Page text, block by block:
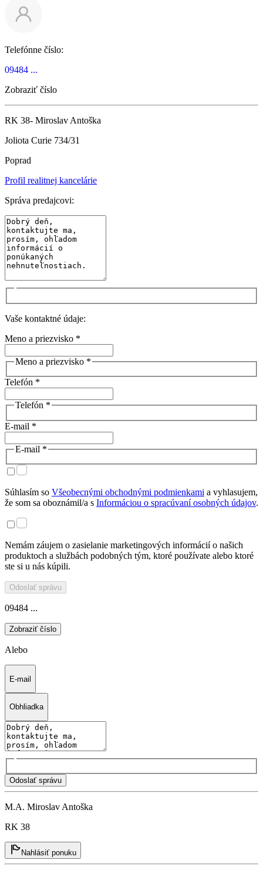
Telefónne číslo:
09484 ...
Zobraziť číslo
RK 38- Miroslav Antoška
Joliota Curie 734/31
Poprad
Profil realitnej kancelárie
Správa predajcovi:
Vaše kontaktné údaje:
Meno a priezvisko *
Meno a priezvisko *
Telefón *
Telefón *
E-mail *
E-mail *
Súhlasím so Všeobecnými obchodnými podmienkami a vyhlasujem,
že som sa oboznámil/a s Informáciou o spracúvaní osobných údajov.
Nemám záujem o zasielanie marketingových informácií o našich
produktoch a službách podobných tým, ktoré používate alebo ktoré
ste si u nás kúpili.
Odoslať správu
09484 ...
Zobraziť číslo
Alebo
E-mail
Obhliadka
Odoslať správu
M.A. Miroslav Antoška
RK 38
Nahlásiť ponuku